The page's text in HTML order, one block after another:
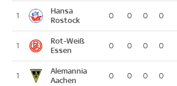
1
Hansa
Rostock
0 0 0 0
1
Rot-Weiß
Essen
0 0 0 0
1
Alemannia
Aachen
0 0 0 0